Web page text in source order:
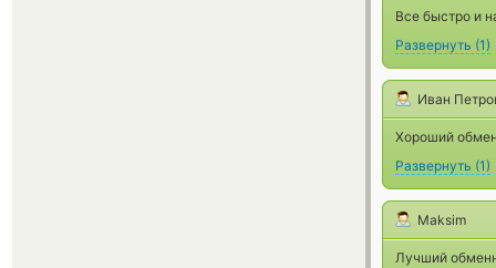
Все быстро и
Развернуть (1)
Иван
Хороший
Развернуть (1)
Maksim
Лучший